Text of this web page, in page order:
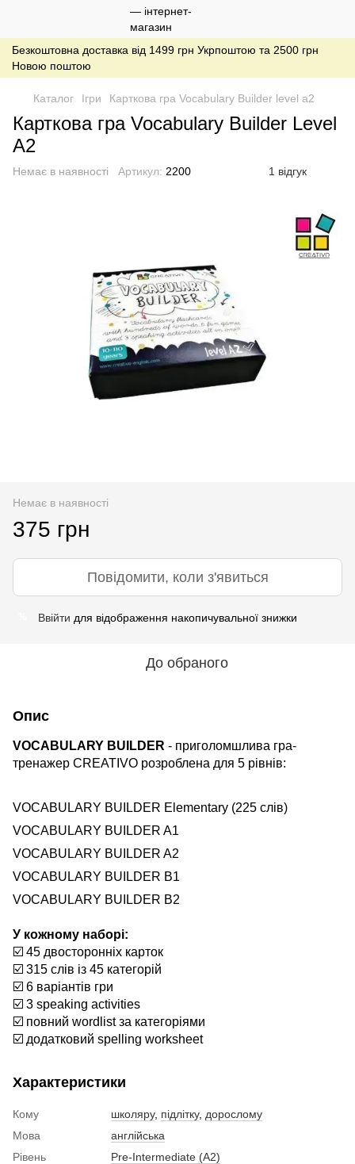
Безкоштовна доставка від 1499 грн Укрпоштою та 2500 грн
Новою поштою
Каталог Ігри Карткова гра Vocabulary Builder level a2
Карткова гра Vocabulary Builder Level
A2
Немає в наявності Артикул: 2200 1 відгук
Немає в наявності
375 грн
Повідомити, коли з'явиться
Ввійти для відображення накопичувальної знижки
До обраного
Опис
VOCABULARY BUILDER - приголомшлива гра-
тренажер CREATIVO розроблена для 5 рівнів:
VOCABULARY BUILDER Elementary (225 слів)
VOCABULARY BUILDER A1
VOCABULARY BUILDER A2
VOCABULARY BUILDER B1
VOCABULARY BUILDER B2
У кожному наборі:
☑️ 45 двосторонніх карток
☑️ 315 слів із 45 категорій
☑️ 6 варіантів гри
☑️ 3 speaking activities
☑️ повний wordlist за категоріями
☑️ додатковий spelling worksheet
Характеристики
Кому школяру, підлітку, дорослому
Мова
англійська
Рівень
Pre-Intermediate (A2)